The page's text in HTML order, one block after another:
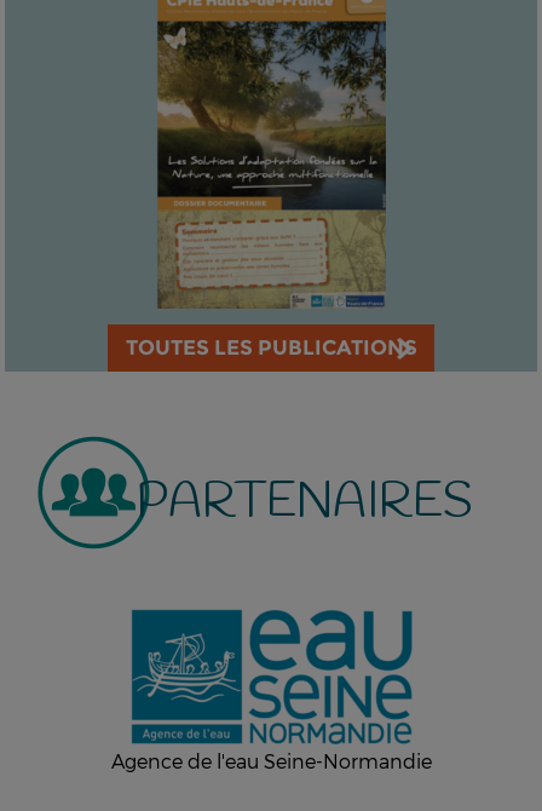
TOUTES LES PUBLICATIONS
PARTENAIRES
Agence de l'eau Seine-Normandie